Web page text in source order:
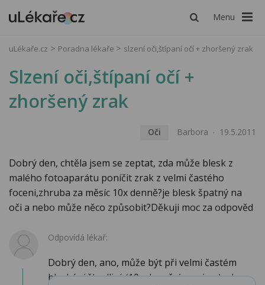
Menu
uLékaře.cz Poradna lékaře slzení oči,štípaní očí + zhoršený zrak
Slzení oči,štípaní očí +
zhoršený zrak
Oči Barbora 19.5.2011
Dobrý den, chtěla jsem se zeptat, zda může blesk z
malého fotoaparátu poníčit zrak z velmi častého
foceni,zhruba za měsíc 10x denně?je blesk špatný na
oči a nebo může něco způsobit?Děkuji moc za odpověd
Odpovídá lékař:
Dobrý den, ano, může být při velmi častém
bleskání škodlivý (10x do měsíce asi ne), ale...